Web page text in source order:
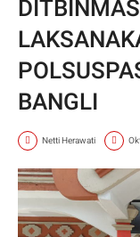
BANGLI
Netti Herawati